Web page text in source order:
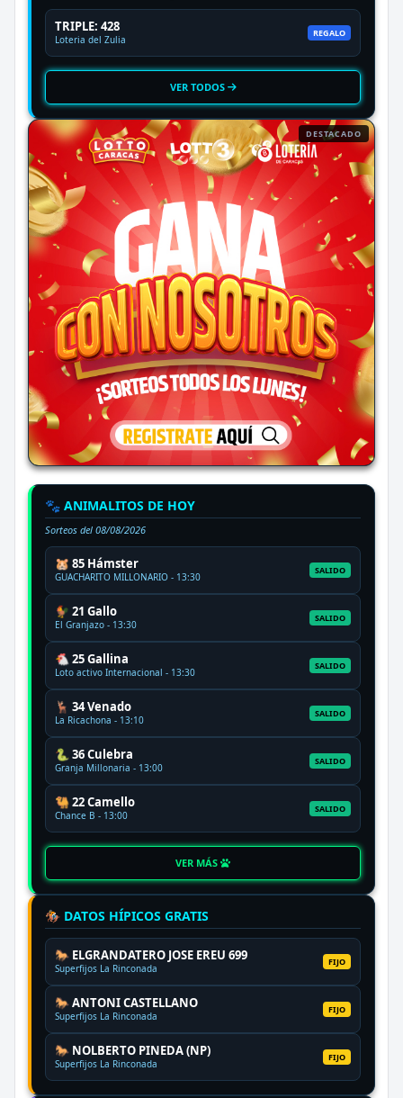
TRIPLE: 428
Loteria del Zulia
REGALO
VER TODOS
DESTACADO
🐾 ANIMALITOS DE HOY
Sorteos del 08/08/2026
🐹 85 Hámster
GUACHARITO MILLONARIO - 13:30
SALIDO
🐓 21 Gallo
El Granjazo - 13:30
SALIDO
🐔 25 Gallina
Loto activo Internacional - 13:30
SALIDO
🦌 34 Venado
La Ricachona - 13:10
SALIDO
🐍 36 Culebra
Granja Millonaria - 13:00
SALIDO
🐫 22 Camello
Chance B - 13:00
SALIDO
VER MÁS
🏇 DATOS HÍPICOS GRATIS
🐎 ELGRANDATERO JOSE EREU 699
Superfijos La Rinconada
FIJO
🐎 ANTONI CASTELLANO
Superfijos La Rinconada
FIJO
🐎 NOLBERTO PINEDA (NP)
Superfijos La Rinconada
FIJO